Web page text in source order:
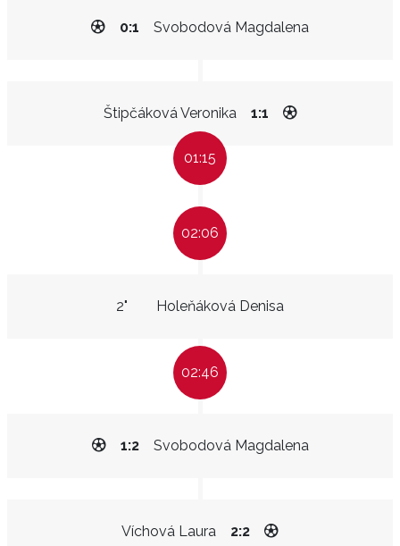
Svobodová Magdalena
0:1
Štipčáková Veronika 1:1
01:15
02:06
Holeňáková Denisa
2"
02:46
Svobodová Magdalena
1:2
Víchová Laura 2:2